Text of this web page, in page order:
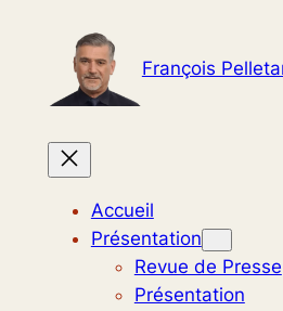
contenu
François
Accueil
Présentation
Revue de Presse
Présentation